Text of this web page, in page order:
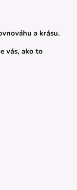
a krásu.
vás, ako to